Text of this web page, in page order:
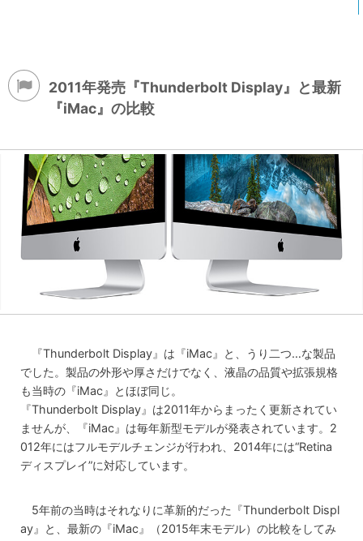
2011年発売『Thunderbolt Display』と最新
『iMac』の比較
『Thunderbolt Display』は『iMac』と、うり二つ…な製品
でした。製品の外形や厚さだけでなく、液晶の品質や拡張規格
も当時の『iMac』とほぼ同じ。
『Thunderbolt Display』は2011年からまったく更新されてい
ませんが、『iMac』は毎年新型モデルが発表されています。2
012年にはフルモデルチェンジが行われ、2014年には“Retina
ディスプレイ”に対応しています。
5年前の当時はそれなりに革新的だった『Thunderbolt Displ
ay』と、最新の『iMac』（2015年末モデル）の比較をしてみ